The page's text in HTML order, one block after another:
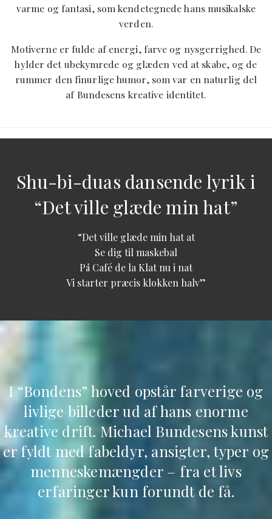
varme og fantasi, som kendetegnede hans musikalske
verden.
Motiverne er fulde af energi, farve og nysgerrighed. De
hylder det ubekymrede og glæden ved at skabe, og de
rummer den finurlige humor, som var en naturlig del
af Bundesens kreative identitet.
Shu-bi-duas dansende lyrik i
“Det ville glæde min hat”
“Det ville glæde min hat at
Se dig til maskebal
På Café de la Klat nu i nat
Vi starter præcis klokken halv”
I “Bondens” hoved opstår farverige og
livlige billeder ud af hans enorme
kreative drift. Michael Bundesens kunst
er fyldt med fabeldyr, ansigter, typer og
menneskemængder – fra et livs
erfaringer kun forundt de få.